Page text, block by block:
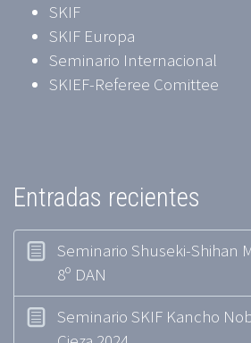
SKIF
SKIF Europa
Seminario Internacional
SKIEF-Referee Comittee
Entradas recientes
Seminario Shuseki-Shihan
8º DAN
Seminario SKIF Kancho